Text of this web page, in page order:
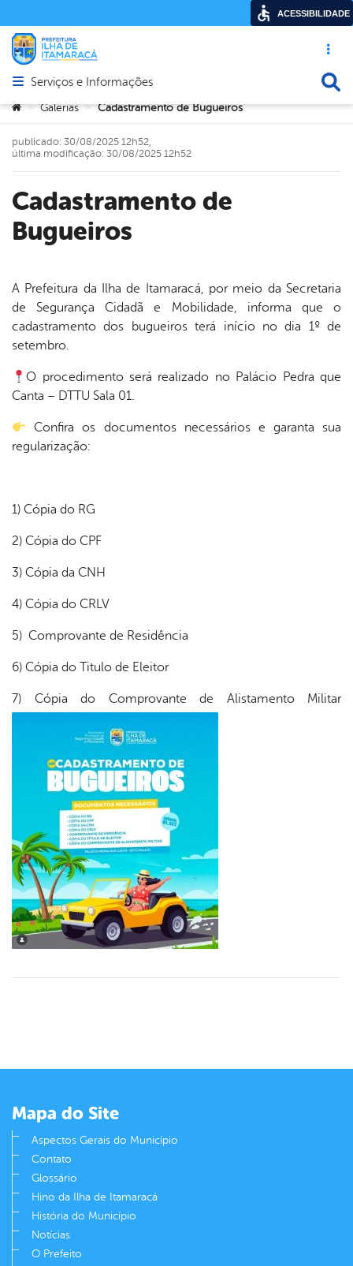
Acesso
Abrir menu principal de navegação
Serviços e Informações
Você está aqui:
> Galerias > Cadastramento de Bugueiros
Cadastramento de
Bugueiros
publicado: 30/08/2025 12h52,
última modificação: 30/08/2025 12h52
A Prefeitura da Ilha de Itamaracá, por meio da Secretaria
de Segurança Cidadã e Mobilidade, informa que o
cadastramento dos bugueiros terá início no dia 1º de
setembro.
O procedimento será realizado no Palácio Pedra que
Canta – DTTU Sala 01.
Confira os documentos necessários e garanta sua
regularização:
1) Cópia do RG
2) Cópia do CPF
3) Cópia da CNH
4) Cópia do CRLV
5) Comprovante de Residência
6) Cópia do Titulo de Eleitor
7) Cópia do Comprovante de Alistamento Militar
Mapa do Site
Aspectos Gerais do Município
Contato
Glossário
Hino da Ilha de Itamaracá
História do Município
Notícias
O Prefeito
ACESSIBILIDADE